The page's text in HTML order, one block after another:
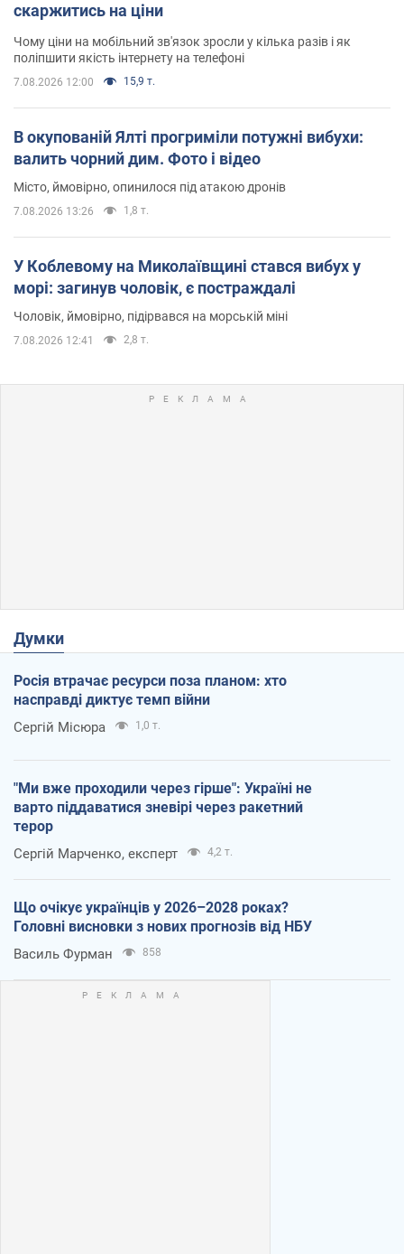
скаржитись на ціни
Чому ціни на мобільний зв'язок зросли у кілька разів і як
поліпшити якість інтернету на телефоні
7.08.2026 12:00 15,9 т.
В окупованій Ялті прогриміли потужні вибухи:
валить чорний дим. Фото і відео
Місто, ймовірно, опинилося під атакою дронів
7.08.2026 13:26 1,8 т.
У Коблевому на Миколаївщині стався вибух у
морі: загинув чоловік, є постраждалі
Чоловік, ймовірно, підірвався на морській міні
7.08.2026 12:41 2,8 т.
Думки
Росія втрачає ресурси поза планом: хто
насправді диктує темп війни
Сергій Місюра 1,0 т.
"Ми вже проходили через гірше": Україні не
варто піддаватися зневірі через ракетний
терор
Сергій Марченко, експерт 4,2 т.
Що очікує українців у 2026–2028 роках?
Головні висновки з нових прогнозів від НБУ
Василь Фурман 858